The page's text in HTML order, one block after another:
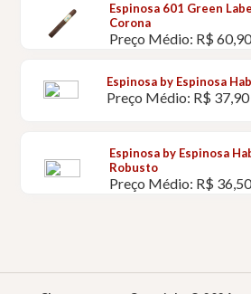
Espinosa 601 Green
Corona
Preço Médio: R$ 60,90
Espinosa by Espinosa
Preço Médio: R$ 37,90
Espinosa by Espinosa
Robusto
Preço Médio: R$ 36,50